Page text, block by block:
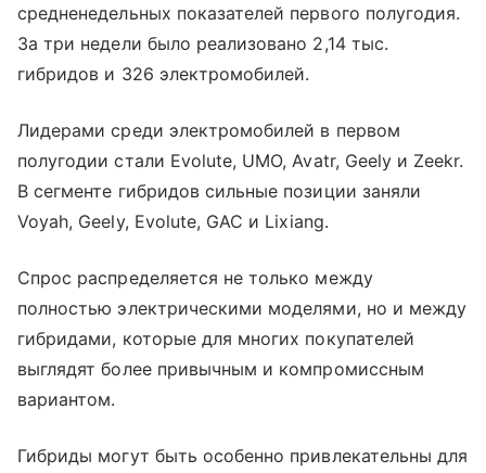
средненедельных показателей первого полугодия.
За три недели было реализовано 2,14 тыс.
гибридов и 326 электромобилей.
Лидерами среди электромобилей в первом
полугодии стали Evolute, UMO, Avatr, Geely и Zeekr.
В сегменте гибридов сильные позиции заняли
Voyah, Geely, Evolute, GAC и Lixiang.
Спрос распределяется не только между
полностью электрическими моделями, но и между
гибридами, которые для многих покупателей
выглядят более привычным и компромиссным
вариантом.
Гибриды могут быть особенно привлекательны для